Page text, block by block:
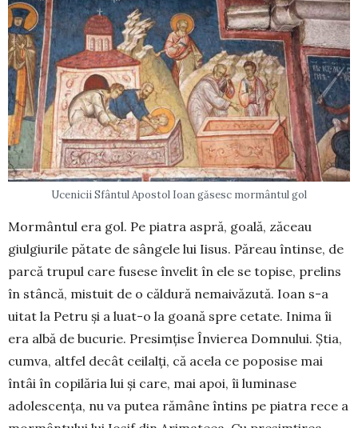
Ucenicii Sfântul Apostol Ioan găsesc mormântul gol
Mormântul era gol. Pe piatra aspră, goală, zăceau
giulgiurile pătate de sân­gele lui Iisus. Păreau întin­se, de
parcă trupul care fusese învelit în ele se to­pise, prelins
în stâncă, mis­tuit de o căldură nemai­văzută. Ioan s-a
uitat la Petru și a luat-o la goană spre cetate. Inima îi
era albă de bucurie. Presim­țise Învierea Domnului. Știa,
cumva, altfel decât ceilalți, că acela ce poposise mai
întâi în copilăria lui și care, mai apoi, îi luminase
adolescența, nu va putea rămâne întins pe piatra rece a